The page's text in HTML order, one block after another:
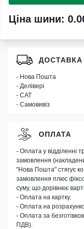
Ціна шини:
ДОСТАВКА
- Нова Пошта
- Делівері
- САТ
- Самовивіз
ОПЛАТА
- Оплата у відділенні
замовлення
"Нова Пошта" стягує
замовлення плюс
суму, що дорівнює
- Оплата на картку.
- Оплата на
- Оплата за
ПДВ).